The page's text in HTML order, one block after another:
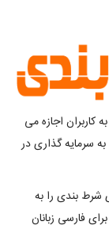
اجازه می
سرمایه گذاری در
شرط بندی را به
فارسی زبانان